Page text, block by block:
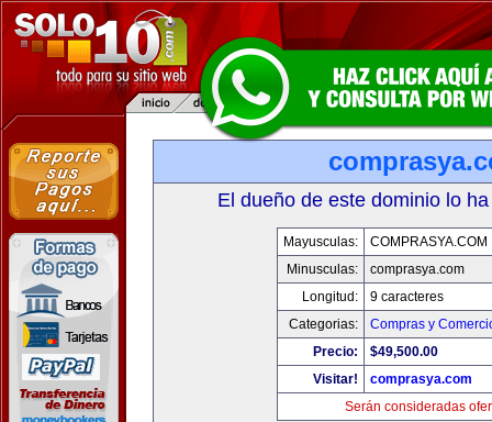
El dueño de este dominio lo
Mayusculas:
COMPRASYA.COM
Minusculas:
comprasya.com
Longitud:
9 caracteres
Categorias:
Compras y
Precio:
$49,500.00
Visitar!
comprasya.com
Serán consideradas